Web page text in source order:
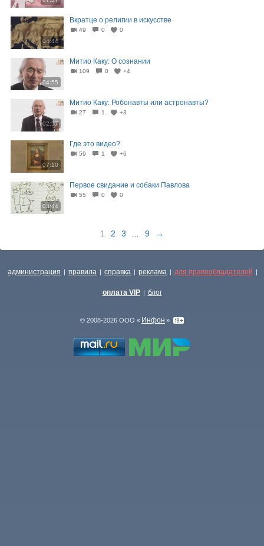
04:44
Вкратце о религии в искусстве
49 0 0
04:55
Митио Каку: О сознании
109 0 +4
02:57
Митио Каку: Робонавты или астронавты?
27 1 +3
07:10
Где это видео?
59 1 +6
03:44
Первое свидание и собаки Павлова
55 0 0
1 2 3 9 →
администрация | правила | справка | реклама | для правообладателей |
оплата VIP | блог
© 2008-2026 ООО « Инфон »